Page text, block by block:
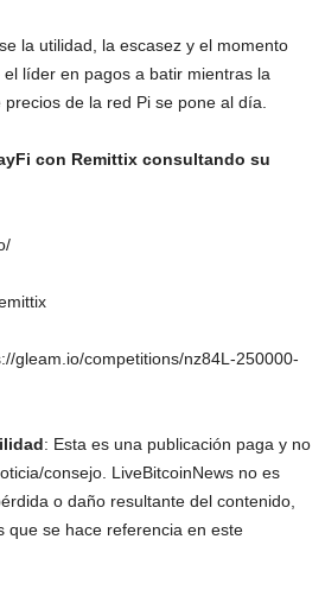
la utilidad, la escasez y el momento
líder en pagos a batir mientras la
de la red Pi se pone al día.
con Remittix consultando su
gleam.io/competitions/nz84L-250000-
: Esta es una publicación paga y no
consejo. LiveBitcoinNews no es
o daño resultante del contenido,
que se hace referencia en este